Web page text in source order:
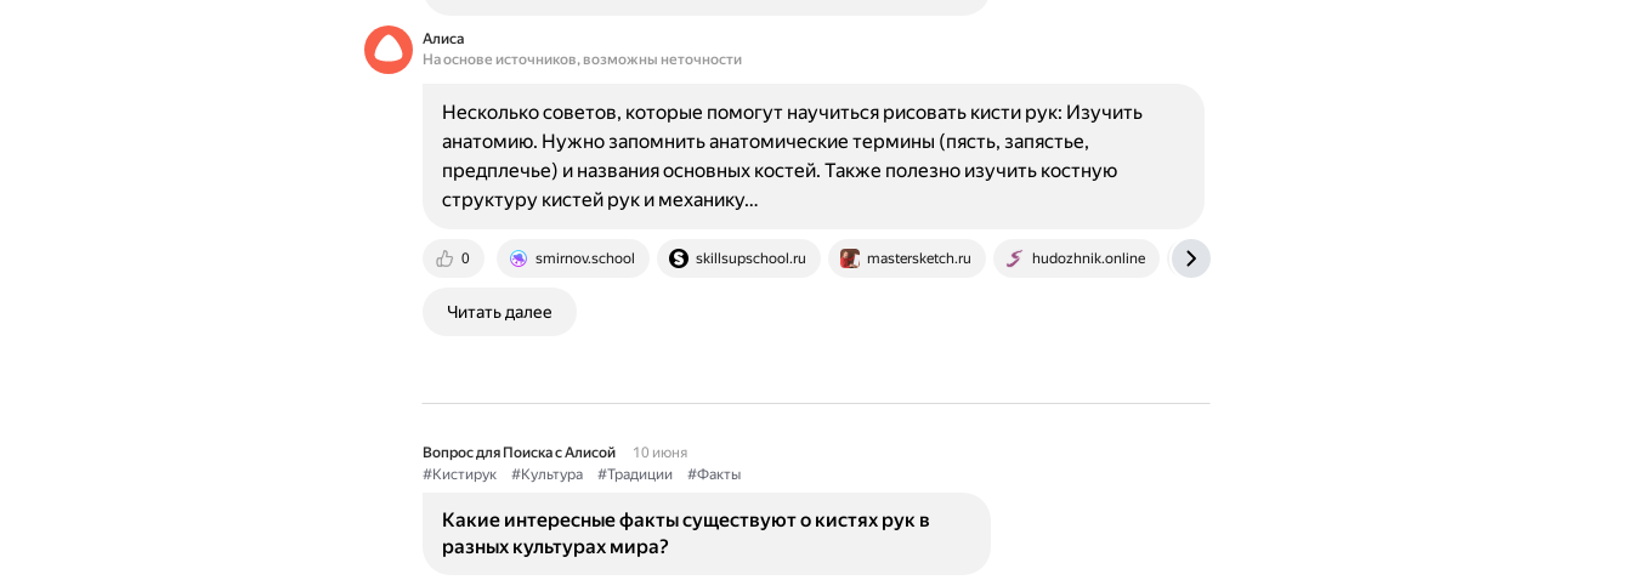
Алиса
На основе источников, возможны неточности
0 smirnov.school skillsupschool.ru mastersketch.ru hudozhnik.online
Несколько советов, которые помогут научиться рисовать кисти рук: Изучить
анатомию. Нужно запомнить анатомические термины (пясть, запястье,
предплечье) и названия основных костей. Также полезно изучить костную
структуру кистей рук и механику…
Читать далее
Вопрос для Поиска с Алисой
10 июня
#Кистирук
#Культура #Традиции #Факты
Какие интересные факты существуют о кистях рук в
разных культурах мира?